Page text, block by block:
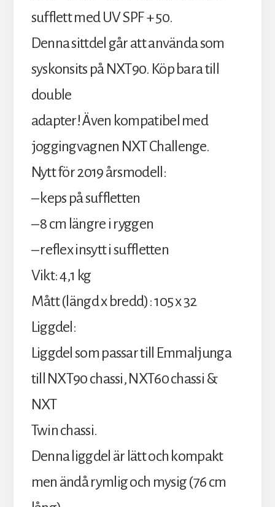
sufflett med UV SPF + 50.
Denna sittdel går att använda som
syskonsits på NXT90. Köp bara till
double
adapter! Även kompatibel med
joggingvagnen NXT Challenge.
Nytt för 2019 årsmodell:
– keps på suffletten
– 8 cm längre i ryggen
– reflex insytt i suffletten
Vikt: 4,1 kg
Mått (längd x bredd): 105 x 32
Liggdel:
Liggdel som passar till Emmaljunga
till NXT90 chassi, NXT60 chassi &
NXT
Twin chassi.
Denna liggdel är lätt och kompakt
men ändå rymlig och mysig (76 cm